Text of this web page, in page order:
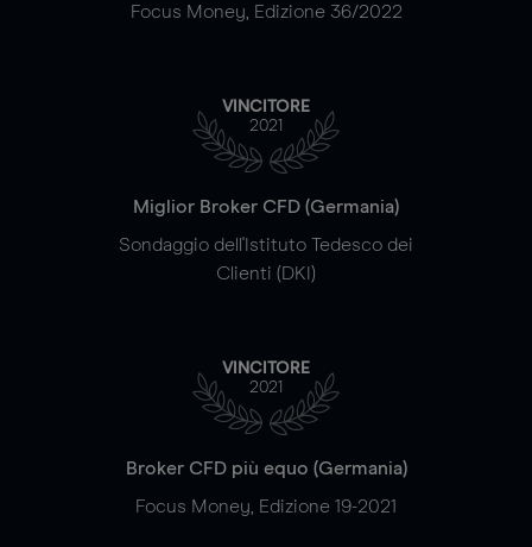
Focus Money, Edizione 36/2022
VINCITORE
2021
Miglior Broker CFD (Germania)
Sondaggio dell'Istituto Tedesco dei
Clienti (DKI)
VINCITORE
2021
Broker CFD più equo (Germania)
Focus Money, Edizione 19-2021